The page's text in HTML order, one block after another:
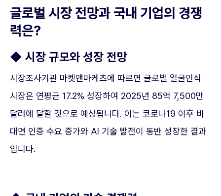
글로벌 시장 전망과 국내 기업의 경쟁
력은?
◆ 시장 규모와 성장 전망
시장조사기관 마켓앤마케츠에 따르면 글로벌 얼굴인식
시장은 연평균 17.2% 성장하여 2025년 85억 7,500만
달러에 달할 것으로 예상됩니다. 이는 코로나19 이후 비
대면 인증 수요 증가와 AI 기술 발전이 동반 성장한 결과
입니다.